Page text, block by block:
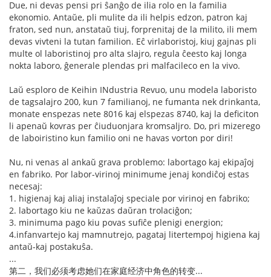
Due, ni devas pensi pri ŝanĝo de ilia rolo en la familia
ekonomio. Antaŭe, pli mulite da ili helpis edzon, patron kaj
fraton, sed nun, anstataŭ tiuj, forprenitaj de la milito, ili mem
devas vivteni la tutan familion. Eĉ virlaboristoj, kiuj gajnas pli
multe ol laboristinoj pro alta slajro, regula ĉeesto kaj longa
nokta laboro, ĝenerale plendas pri malfacileco en la vivo.
Laŭ esploro de Keihin INdustria Revuo, unu modela laboristo
de tagsalajro 200, kun 7 familianoj, ne fumanta nek drinkanta,
monate enspezas nete 8016 kaj elspezas 8740, kaj la deficiton
li apenaŭ kovras per ĉiuduonjara kromsaljro. Do, pri mizerego
de laboiristino kun familio oni ne havas vorton por diri!
Nu, ni venas al ankaŭ grava problemo: labortago kaj ekipaĵoj
en fabriko. Por labor-virinoj minimume jenaj kondiĉoj estas
necesaj:
1. higienaj kaj aliaj instalaĵoj speciale por virinoj en fabriko;
2. labortago kiu ne kaŭzas daŭran trolaciĝon;
3. minimuma pago kiu povas sufiĉe plenigi energion;
4.infanvartejo kaj mamnutrejo, pagataj litertempoj higiena kaj
antaŭ-kaj postakuŝa.
...
第二，我们必须考虑她们在家庭经济中角色的转变...